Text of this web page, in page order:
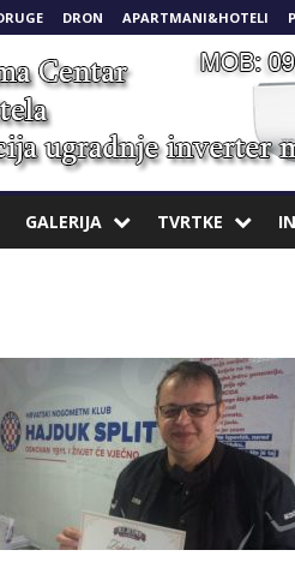
DRON APARTMANI&HOTELI
GALERIJA TVRTKE